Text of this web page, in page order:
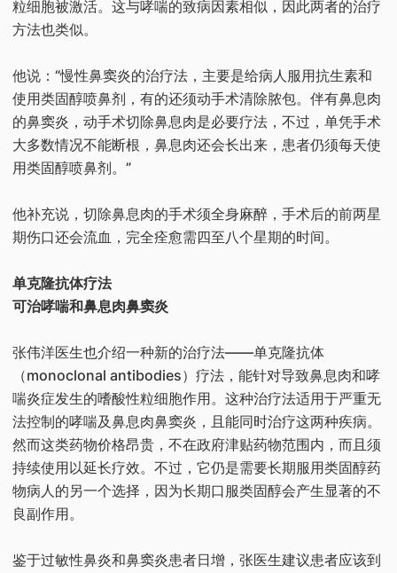
粒细胞被激活。这与哮喘的致病因素相似，因此两者的治疗
方法也类似。
他说：“慢性鼻窦炎的治疗法，主要是给病人服用抗生素和
使用类固醇喷鼻剂，有的还须动手术清除脓包。伴有鼻息肉
的鼻窦炎，动手术切除鼻息肉是必要疗法，不过，单凭手术
大多数情况不能断根，鼻息肉还会长出来，患者仍须每天使
用类固醇喷鼻剂。”
他补充说，切除鼻息肉的手术须全身麻醉，手术后的前两星
期伤口还会流血，完全痊愈需四至八个星期的时间。
单克隆抗体疗法
可治哮喘和鼻息肉鼻窦炎
张伟洋医生也介绍一种新的治疗法——单克隆抗体
（monoclonal antibodies）疗法，能针对导致鼻息肉和哮
喘炎症发生的嗜酸性粒细胞作用。这种治疗法适用于严重无
法控制的哮喘及鼻息肉鼻窦炎，且能同时治疗这两种疾病。
然而这类药物价格昂贵，不在政府津贴药物范围内，而且须
持续使用以延长疗效。不过，它仍是需要长期服用类固醇药
物病人的另一个选择，因为长期口服类固醇会产生显著的不
良副作用。
鉴于过敏性鼻炎和鼻窦炎患者日增，张医生建议患者应该到